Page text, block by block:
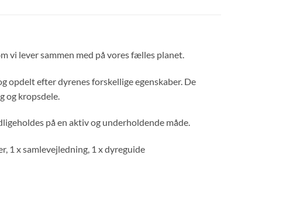
vi lever sammen med på vores fælles planet.
opdelt efter dyrenes forskellige egenskaber. De
og kropsdele.
på en aktiv og underholdende måde.
1 x samlevejledning, 1 x dyreguide